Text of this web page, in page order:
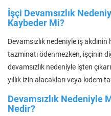
İşçi Devamsızlık
Kaybeder Mi?
Devamsızlık nedeniyle iş
tazminatı ödenmezken, işçinin
devamsızlık nedeniyle işten
yıllık izin alacakları veya kıdem
Devamsızlık Nedeniyle
Nedir?